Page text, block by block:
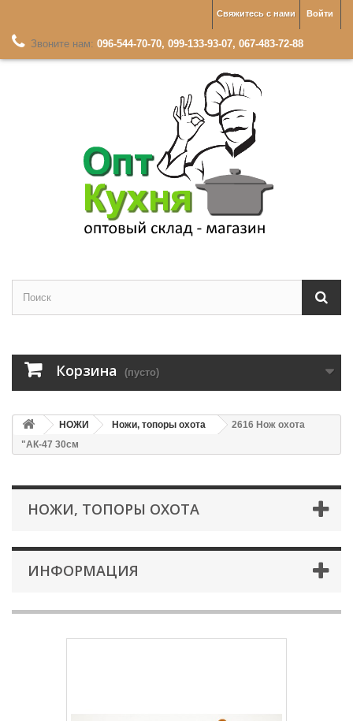
Войти
Свяжитесь с нами
Звоните нам: 096-544-70-70, 099-133-93-07, 067-483-72-88
Корзина (пусто)
НОЖИ Ножи, топоры охота
2616 Нож охота
"АК-47 30см
НОЖИ, ТОПОРЫ ОХОТА
ИНФОРМАЦИЯ